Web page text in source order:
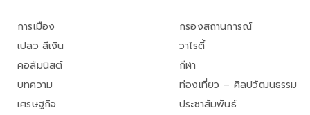
การเมือง
เปลว สีเงิน
คอลัมนิสต์
บทความ
เศรษฐกิจ
กรองสถานการณ์
วาไรตี้
กีฬา
ท่องเที่ยว – ศิลปวัฒนธรรม
ประชาสัมพันธ์